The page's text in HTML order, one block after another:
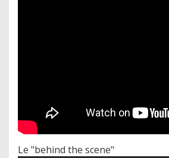
Le "behind the scene"